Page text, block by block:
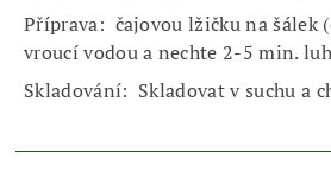
Příprava: čajovou lžičku na šálek
vroucí vodou a nechte 2-5 min.
Skladování: Skladovat v suchu a